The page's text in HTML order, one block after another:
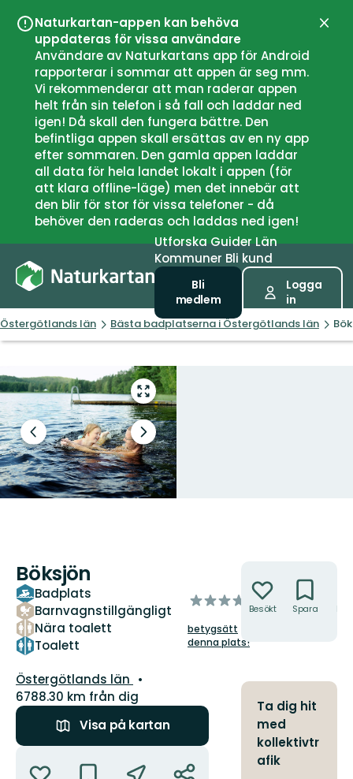
Naturkartan-appen kan behöva
uppdateras för vissa användare
Användare av Naturkartans app för Android
rapporterar i sommar att appen är seg mm.
Vi rekommenderar att man raderar appen
helt från sin telefon i så fall och laddar ned
igen! Då skall den fungera bättre. Den
befintliga appen skall ersättas av en ny app
efter sommaren. Den gamla appen laddar
all data för hela landet lokalt i appen (för
att klara offline-läge) men det innebär att
den blir för stor för vissa telefoner - då
behöver den raderas och laddas ned igen!
UtforskaGuiderLän
Kommuner Bli kund
Bli
medlem
Logga
in
Östergötlands län Bästa badplatserna i Östergötlands län
Gå
till
helskärmsläge
Föregående
bild
Nästa
bildspel
Böksjön
Badplats
Barnvagnstillgängligt
Nära toalett
Toalett
av
stjärnor
betygsätt
denna plats!
Län:
Östergötlands län
6788.30 km från dig
Visa på kartan
Besökt Spara
Ta dig hit
med
kollektivtr
afik